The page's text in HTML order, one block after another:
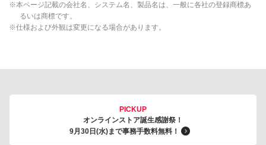
※本ページ記載の会社名、システム名、製品名は、一般に各社の登録商標あ
るいは商標です。
※仕様および外観は変更になる場合があります。
PICKUP
オンラインストア誕生感謝祭！
9月30日(水)まで事務手数料無料！